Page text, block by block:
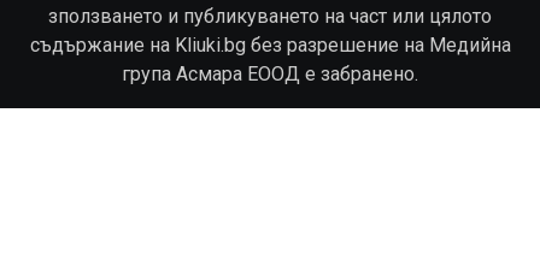
зползването и публикуването на част или цялото
съдържание на Kliuki.bg без разрешение на Медийна
група Асмара ЕООД е забранено.